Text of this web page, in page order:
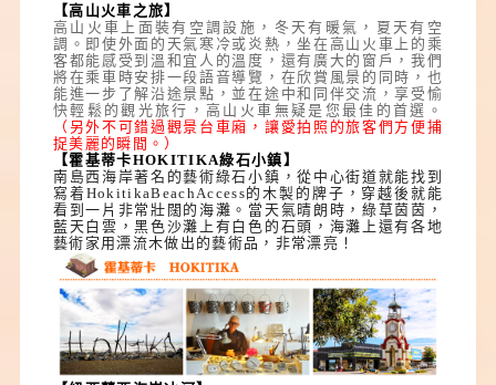
【高山火車之旅】
高山火車上面裝有空調設施，冬天有暖氣，夏天有空
調。即使外面的天氣寒冷或炎熱，坐在高山火車上的乘
客都能感受到溫和宜人的溫度，還有廣大的窗戶，我們
將在乘車時安排一段語音導覽，在欣賞風景的同時，也
能進一步了解沿途景點，並在途中和同伴交流，享受愉
快輕鬆的觀光旅行，高山火車無疑是您最佳的首選。
（ 另外不可錯過觀景台車廂，讓愛拍照的旅客們方便捕
捉美麗的瞬間。）
【霍基蒂卡HOKITIKA綠石小鎮】
南島西海岸著名的藝術綠石小鎮，從中心街道就能找到
寫着HokitikaBeachAccess的木製的牌子，穿越後就能
看到一片非常壯闊的海灘。當天氣晴朗時，綠草茵茵，
藍天白雲，黑色沙灘上有白色的石頭，海灘上還有各地
藝術家用漂流木做出的藝術品，非常漂亮！